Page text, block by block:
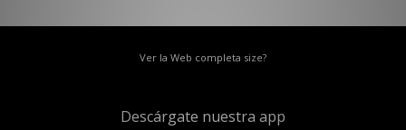
Ver la Web completa size?
Descárgate nuestra app